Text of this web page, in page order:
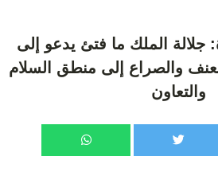
جلالة الملك ما فتئ يدعو إلى
والصراع إلى منطق السلام
والتعاون